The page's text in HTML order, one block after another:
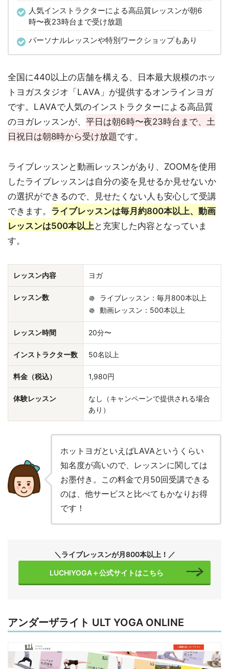
人気インストラクターによる高品質レッスンが朝6
時〜夜23時台まで受け放題
パーソナルレッスンや特別ワークショップもあり
全国に440以上の店舗を構える、日本最大規模のホッ
トヨガスタジオ「LAVA」が提供するオンラインヨガ
です。LAVAで人気のインストラクターによる高品質
のヨガレッスンが、 平日は朝6時〜夜23時台まで、土
日祝日は朝8時から受け放題です。
ライブレッスンと動画レッスンがあり、ZOOMを使用
したライブレッスンは自分の姿を見せるか見せないか
の選択ができるので、見せたくない人も安心して受講
できます。 ライブレッスンは毎月約800本以上、動画
レッスンは500本以上と充実した内容となっていま
す。
レッスン内容 ヨガ
レッスン数
ライブレッスン：毎月800本以上
動画レッスン：500本以上
レッスン時間 20分〜
インストラクター数 50名以上
料金（税込） 1,980円
体験レッスン
なし（キャンペーンで提供される場合
あり）
ホットヨガといえばLAVAというくらい
知名度が高いので、レッスンに関しては
お墨付き。この料金で月50回受講できる
のは、他サービスと比べてもかなりお得
です！
＼ライブレッスンが月800本以上！／
LUCHIYOGA＋公式サイトはこちら
アンダーザライト ULT YOGA ONLINE